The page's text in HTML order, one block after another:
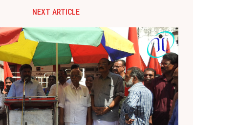
NEXT ARTICLE